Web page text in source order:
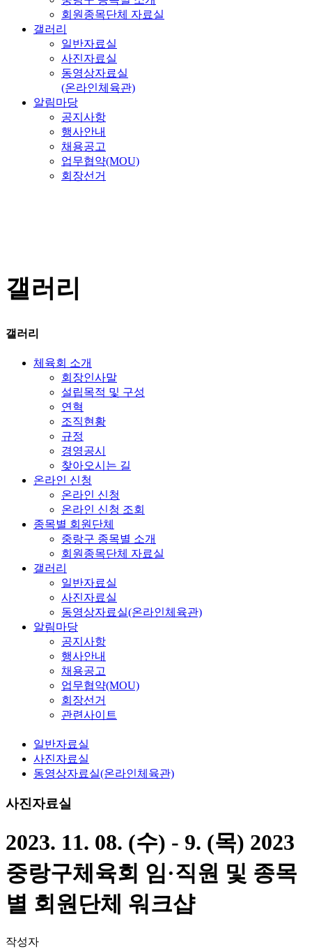
회원종목단체 자료실
갤러리
일반자료실
사진자료실
동영상자료실
(온라인체육관)
알림마당
공지사항
행사안내
채용공고
업무협약(MOU)
회장선거
갤러리
갤러리
체육회 소개
회장인사말
설립목적 및 구성
연혁
조직현황
규정
경영공시
찾아오시는 길
온라인 신청
온라인 신청
온라인 신청 조회
종목별 회원단체
중랑구 종목별 소개
회원종목단체 자료실
갤러리
일반자료실
사진자료실
동영상자료실(온라인체육관)
알림마당
공지사항
행사안내
채용공고
업무협약(MOU)
회장선거
관련사이트
일반자료실
사진자료실
동영상자료실(온라인체육관)
사진자료실
2023. 11. 08. (수) - 9. (목) 2023
중랑구체육회 임·직원 및 종목
별 회원단체 워크샵
작성자